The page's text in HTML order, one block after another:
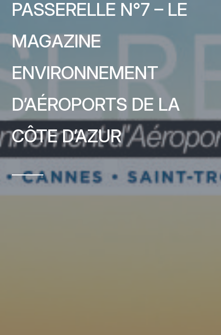
PASSERELLE N°7 – LE
MAGAZINE
ENVIRONNEMENT
D’AÉROPORTS DE LA
CÔTE D’AZUR